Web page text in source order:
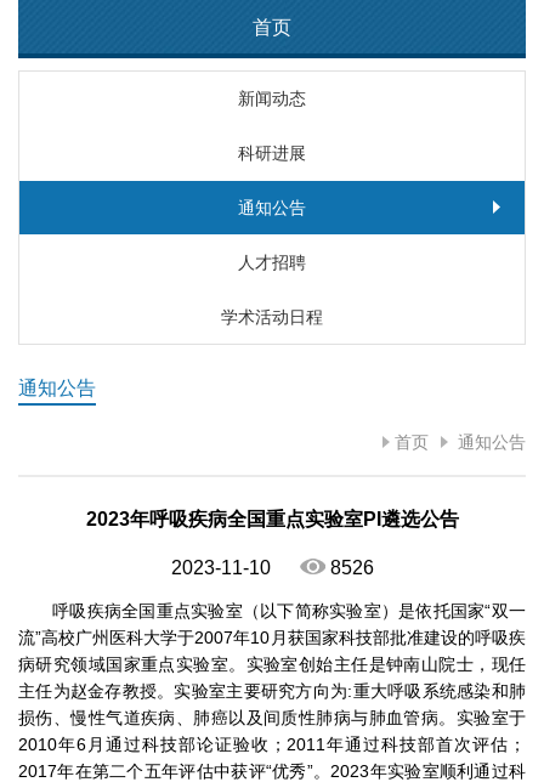
首页
新闻动态
科研进展
通知公告
人才招聘
学术活动日程
通知公告
首页 通知公告
2023年呼吸疾病全国重点实验室PI遴选公告
2023-11-10 8526
呼吸疾病全国重点实验室（以下简称实验室）是依托国家“双一
流”高校广州医科大学于2007年10月获国家科技部批准建设的呼吸疾
病研究领域国家重点实验室。实验室创始主任是钟南山院士，现任
主任为赵金存教授。实验室主要研究方向为:重大呼吸系统感染和肺
损伤、慢性气道疾病、肺癌以及间质性肺病与肺血管病。实验室于
2010年6月通过科技部论证验收；2011年通过科技部首次评估；
2017年在第二个五年评估中获评“优秀”。2023年实验室顺利通过科